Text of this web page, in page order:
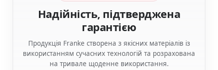
Надійність, підтверджена
гарантією
Продукція Franke створена з якісних матеріалів із
використанням сучасних технологій та розрахована
на тривале щоденне використання.